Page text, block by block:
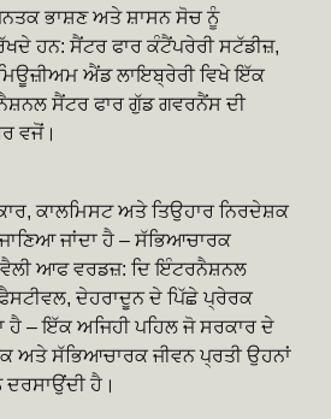
ਭਾਸ਼ਣ ਅਤੇ ਸ਼ਾਸਨ ਸੋਚ ਨੂੰ
ਹਨ: ਸੈਂਟਰ ਫਾਰ ਕੰਟੈਂਪਰੇਰੀ ਸਟੱਡੀਜ਼,
ਐਂਡ ਲਾਇਬ੍ਰੇਰੀ ਵਿਖੇ ਇੱਕ
ਸੈਂਟਰ ਫਾਰ ਗੁੱਡ ਗਵਰਨੈਂਸ ਦੀ
ਵਜੋਂ।
ਕਾਲਮਿਸਟ ਅਤੇ ਤਿਉਹਾਰ ਨਿਰਦੇਸ਼ਕ
ਜਾਂਦਾ ਹੈ – ਸੱਭਿਆਚਾਰਕ
ਆਫ ਵਰਡਜ਼: ਦਿ ਇੰਟਰਨੈਸ਼ਨਲ
ਦੇਹਰਾਦੂਨ ਦੇ ਪਿੱਛੇ ਪ੍ਰੇਰਕ
ਹੈ – ਇੱਕ ਅਜਿਹੀ ਪਹਿਲ ਜੋ ਸਰਕਾਰ ਦੇ
ਅਤੇ ਸੱਭਿਆਚਾਰਕ ਜੀਵਨ ਪ੍ਰਤੀ ਉਹਨਾਂ
ਹੈ।